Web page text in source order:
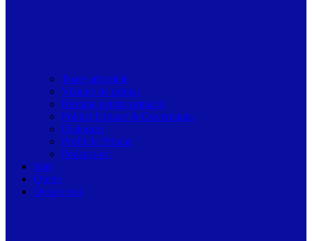
Toate articolele
Viziune de primar
Resurse pentru primarii
Politici Urbane & Guvernanta
Dialoguri
Profil de Primar
Podcast-uri
Stiri
Oferte
Despre noi